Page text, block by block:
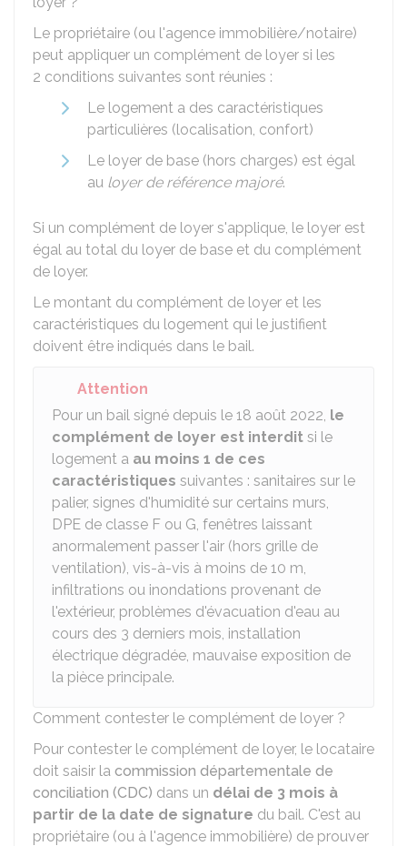
Le propriétaire (ou l'agence immobilière/notaire)
peut appliquer un complément de loyer si les
2 conditions suivantes sont réunies :
Le logement a des caractéristiques
particulières (localisation, confort)
Le loyer de base (hors charges) est égal
au loyer de référence majoré.
Si un complément de loyer s'applique, le loyer est
égal au total du loyer de base et du complément
de loyer.
Le montant du complément de loyer et les
caractéristiques du logement qui le justifient
doivent être indiqués dans le bail.
Attention
Pour un bail signé depuis le 18 août 2022, le
complément de loyer est interdit si le
logement a au moins 1 de ces
caractéristiques suivantes : sanitaires sur le
palier, signes d'humidité sur certains murs,
DPE de classe F ou G, fenêtres laissant
anormalement passer l'air (hors grille de
ventilation), vis-à-vis à moins de 10 m,
infiltrations ou inondations provenant de
l'extérieur, problèmes d'évacuation d'eau au
cours des 3 derniers mois, installation
électrique dégradée, mauvaise exposition de
la pièce principale.
Comment contester le complément de loyer ?
Pour contester le complément de loyer, le locataire
doit saisir la commission départementale de
conciliation (CDC) dans un délai de 3 mois à
partir de la date de signature du bail. C'est au
propriétaire (ou à l'agence immobilière) de prouver